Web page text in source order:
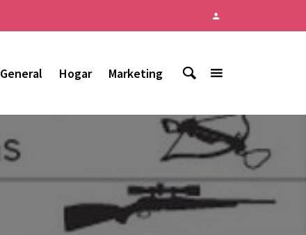
General Hogar Marketing